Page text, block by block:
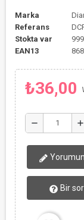
Marka
Referans
Stokta var
EAN13
₺36,00
remove add
Bir